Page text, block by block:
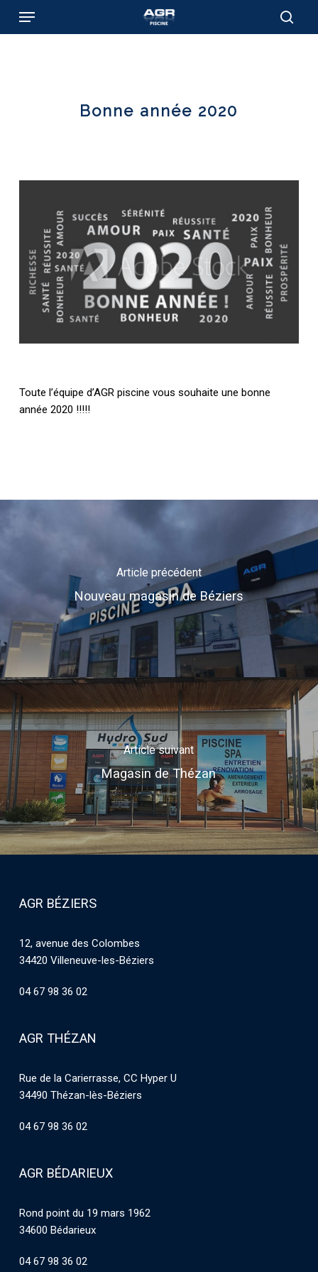
Menu
Bonne année 2020
Toute l’équipe d’AGR piscine vous souhaite une bonne
année 2020 !!!!!
Article précédent
Nouveau magasin de Béziers
Article suivant
Magasin de Thézan
AGR BÉZIERS
12, avenue des Colombes
34420 Villeneuve-les-Béziers
04 67 98 36 02
AGR THÉZAN
Rue de la Carierrasse, CC Hyper U
34490 Thézan-lès-Béziers
04 67 98 36 02
AGR BÉDARIEUX
Rond point du 19 mars 1962
34600 Bédarieux
04 67 98 36 02